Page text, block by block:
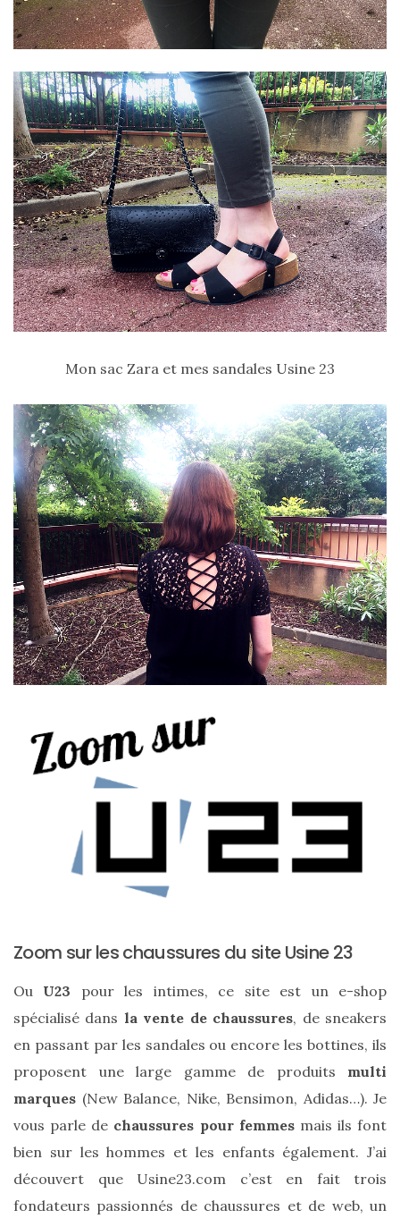
Mon sac Zara et mes sandales Usine 23
Zoom sur les chaussures du site Usine 23
Ou U23 pour les intimes, ce site est un e-shop
spécialisé dans la vente de chaussures, de sneakers
en passant par les sandales ou encore les bottines, ils
proposent une large gamme de produits multi
marques (New Balance, Nike, Bensimon, Adidas…). Je
vous parle de chaussures pour femmesmais ils font
bien sur les hommes et les enfants également. J’ai
découvert que Usine23.com c’est en fait trois
fondateurs passionnés de chaussures et de web, un